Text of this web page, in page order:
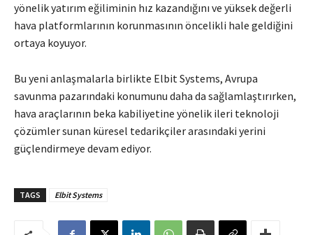
yönelik yatırım eğiliminin hız kazandığını ve yüksek değerli
hava platformlarının korunmasının öncelikli hale geldiğini
ortaya koyuyor.
Bu yeni anlaşmalarla birlikte Elbit Systems, Avrupa
savunma pazarındaki konumunu daha da sağlamlaştırırken,
hava araçlarının beka kabiliyetine yönelik ileri teknoloji
çözümler sunan küresel tedarikçiler arasındaki yerini
güçlendirmeye devam ediyor.
TAGS Elbit Systems